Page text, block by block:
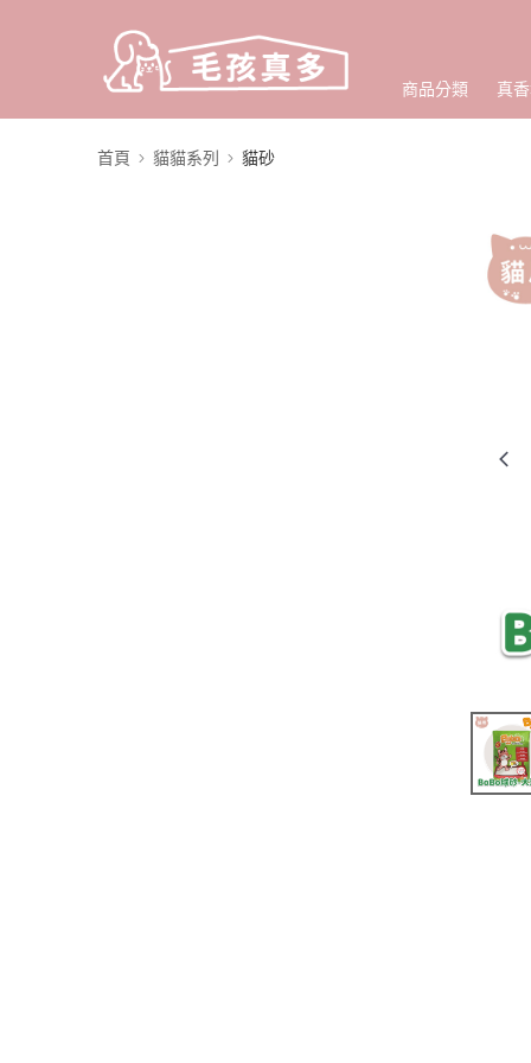
商品分類 真
首頁 貓貓系列 貓砂